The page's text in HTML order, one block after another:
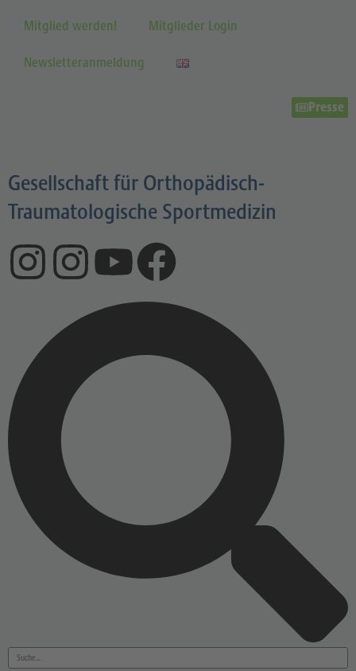
Mitglied werden! Mitglieder Login
Newsletteranmeldung
Presse
Gesellschaft für Orthopädisch-
Traumatologische Sportmedizin